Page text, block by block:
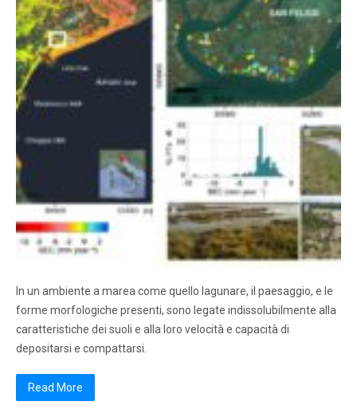
In un ambiente a marea come quello lagunare, il paesaggio, e le
forme morfologiche presenti, sono legate indissolubilmente alla
caratteristiche dei suoli e alla loro velocità e capacità di
depositarsi e compattarsi.
Read More